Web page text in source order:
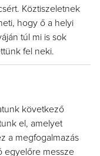
Köztiszeletnek
hogy ő a helyi
túl mi is sok
fel neki.
következő
el, amelyet
a megfogalmazás
egyelőre messze